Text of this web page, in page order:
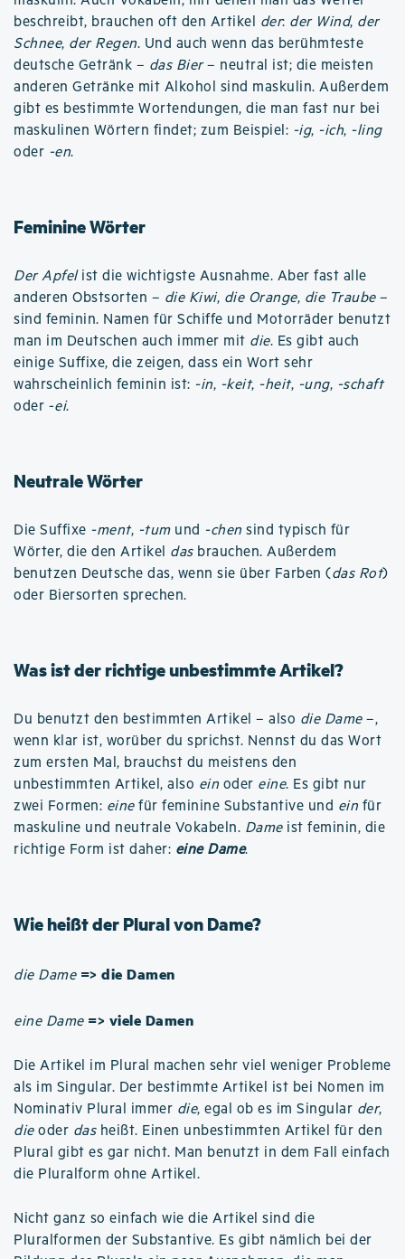
beschreibt, brauchen oft den Artikel der: der Wind, der
Schnee, der Regen. Und auch wenn das berühmteste
deutsche Getränk – das Bier– neutral ist; die meisten
anderen Getränke mit Alkohol sind maskulin. Außerdem
gibt es bestimmte Wortendungen, die man fast nur bei
maskulinen Wörtern findet; zum Beispiel: -ig, -ich, -ling
oder -en.
Feminine Wörter
Der Apfelist die wichtigste Ausnahme. Aber fast alle
anderen Obstsorten – die Kiwi, die Orange, die Traube–
sind feminin. Namen für Schiffe und Motorräder benutzt
man im Deutschen auch immer mit die. Es gibt auch
einige Suffixe, die zeigen, dass ein Wort sehr
wahrscheinlich feminin ist: -in, -keit, -heit, -ung, -schaft
oder -ei.
Neutrale Wörter
Die Suffixe -ment, -tumund -chen sind typisch für
Wörter, die den Artikel dasbrauchen. Außerdem
benutzen Deutsche das, wenn sie über Farben (das Rot)
oder Biersorten sprechen.
Was ist der richtige unbestimmte Artikel?
Du benutzt den bestimmten Artikel – also die Dame–,
wenn klar ist, worüber du sprichst. Nennst du das Wort
zum ersten Mal, brauchst du meistens den
unbestimmten Artikel, also ein oder eine. Es gibt nur
zwei Formen: einefür feminine Substantive und ein für
maskuline und neutrale Vokabeln. Dameist feminin, die
richtige Form ist daher: eine Dame.
Wie heißt der Plural von Dame?
die Dame => die Damen
eine Dame => viele Damen
Die Artikel im Plural machen sehr viel weniger Probleme
als im Singular. Der bestimmte Artikel ist bei Nomen im
Nominativ Plural immer die, egal ob es im Singular der,
dieoder dasheißt. Einen unbestimmten Artikel für den
Plural gibt es gar nicht. Man benutzt in dem Fall einfach
die Pluralform ohne Artikel.
Nicht ganz so einfach wie die Artikel sind die
Pluralformen der Substantive. Es gibt nämlich bei der